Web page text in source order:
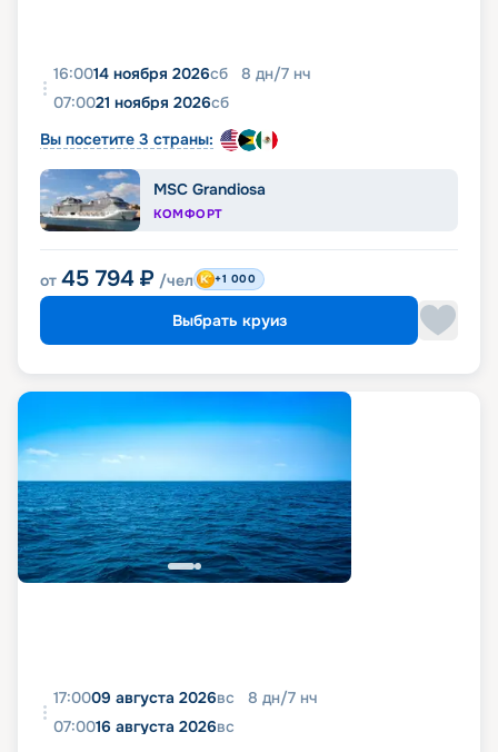
16:0014 ноября 2026сб 8 дн/7 нч
07:0021 ноября 2026сб
Вы посетите 3 страны:
MSC Grandiosa
КОМФОРТ
от 45 794 ₽ /чел +1 000
Выбрать круиз
17:0009 августа 2026вс 8 дн/7 нч
07:0016 августа 2026вс